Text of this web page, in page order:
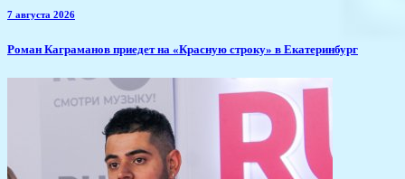
7 августа 2026
​Роман Каграманов приедет на «Красную строку» в Екатеринбург